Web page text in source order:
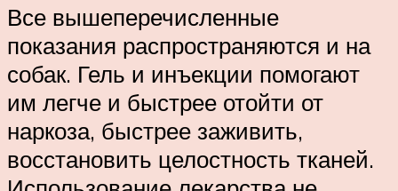
Все вышеперечисленные
показания распространяются и на
собак. Гель и инъекции помогают
им легче и быстрее отойти от
наркоза, быстрее заживить,
восстановить целостность тканей.